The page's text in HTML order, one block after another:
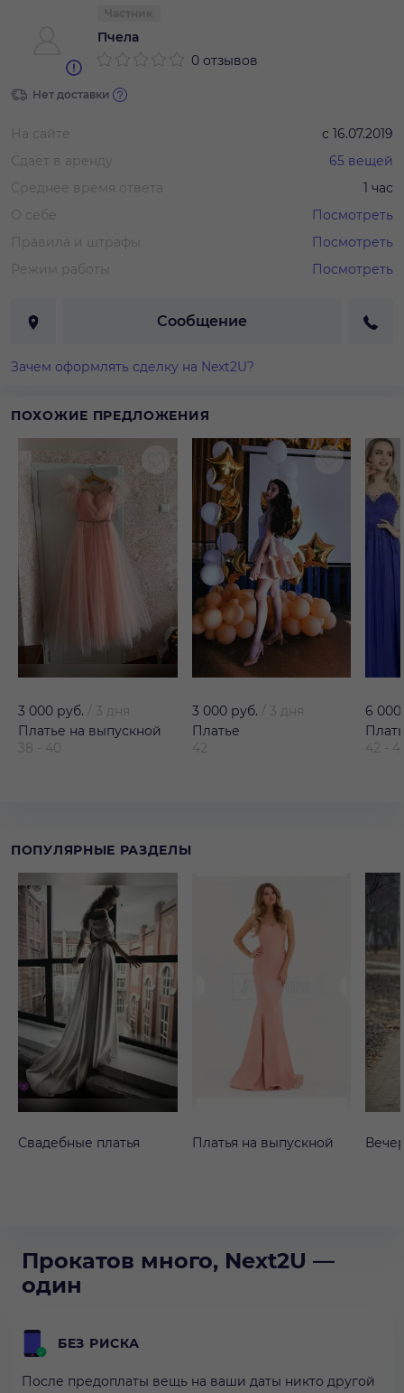
Пчела
0 отзывов
Нет доставки
На сайте с 16.07.2019
Сдает в аренду
65 вещей
Среднее время ответа
1 час
О себе
Посмотреть
Правила и штрафы
Посмотреть
Режим работы
Посмотреть
Сообщение
Зачем оформлять сделку на Next2U?
ПОХОЖИЕ ПРЕДЛОЖЕНИЯ
3 000 руб.
3 дня
Платье на выпускной
38 - 40
3 000 руб.
3 дня
Платье
42
6
42 -
ПОПУЛЯРНЫЕ РАЗДЕЛЫ
Свадебные платья Платья на выпускной
Прокатов много, Next2U —
один
БЕЗ РИСКА
После предоплаты вещь на ваши даты никто другой